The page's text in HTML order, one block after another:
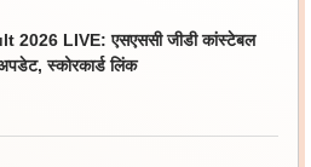
LIVE: एसएससी जीडी कांस्टेबल
स्कोरकार्ड लिंक